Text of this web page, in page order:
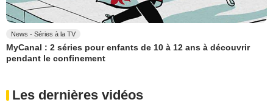
News - Séries à la TV
MyCanal : 2 séries pour enfants de 10 à 12 ans à découvrir
pendant le confinement
Les dernières vidéos